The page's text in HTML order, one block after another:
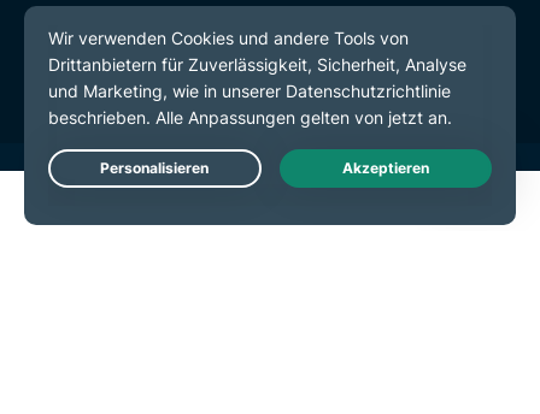
Servicebedingungen
Cookie-Einstellungen
Live Chat